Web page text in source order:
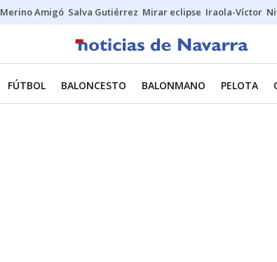
Merino Amigó Salva Gutiérrez Mirar eclipse Iraola-Víctor
FÚTBOL BALONCESTO BALONMANO PELOTA